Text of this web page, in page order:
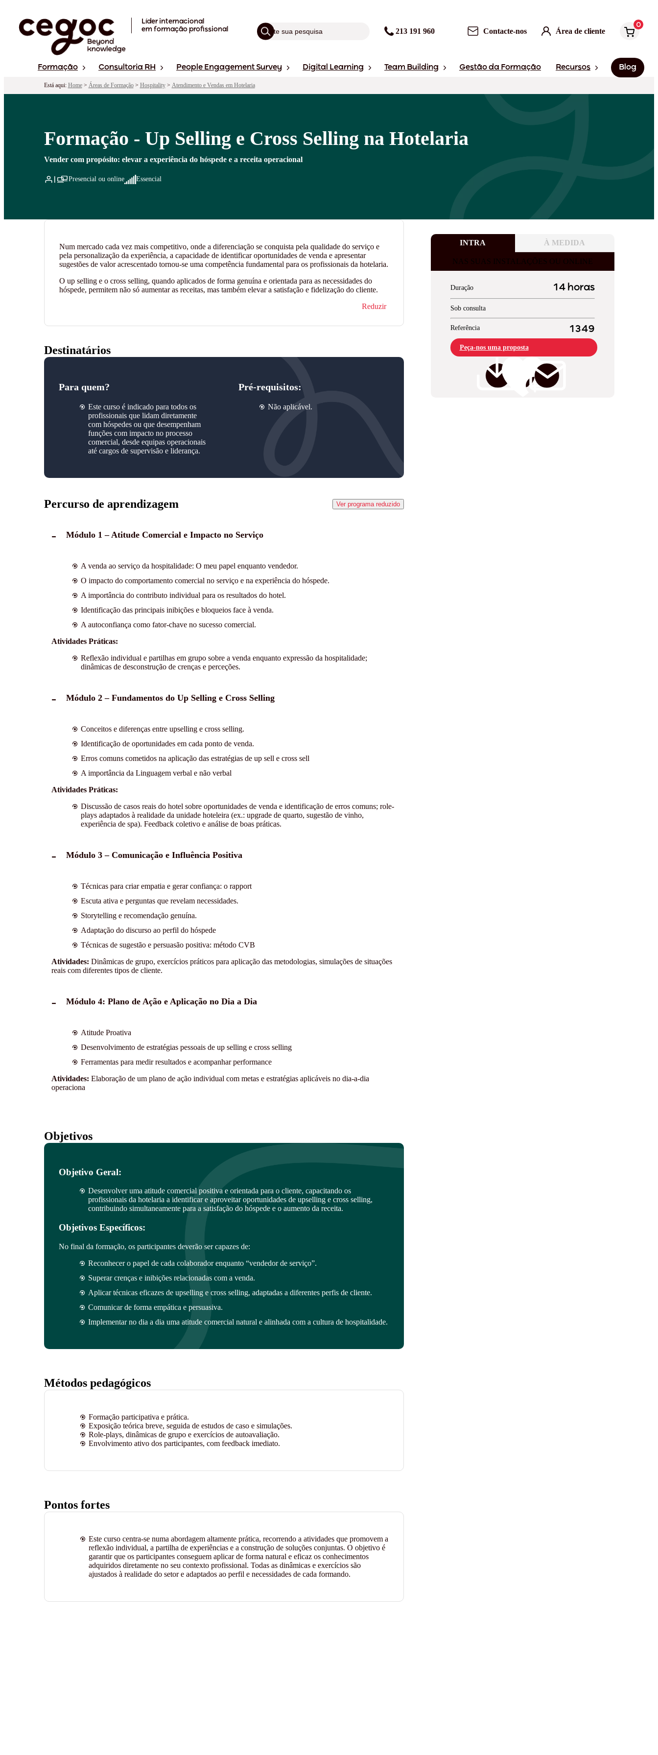
Líder internacional
em formação profissional
213 191 960 Contacte-nos Área de cliente
0
Formação Consultoria RH People Engagement Survey Digital Learning Team Building Gestão da Formação Recursos Blog
Está aqui: Home> Áreas de Formação> Hospitality> Atendimento e Vendas em Hotelaria
Formação - Up Selling e Cross Selling na Hotelaria
Vender com propósito: elevar a experiência do hóspede e a receita operacional
Presencial ou online Essencial
INTRA À MEDIDA
NAS SUAS INSTALAÇÕES OU ONLINE
Duração 14 horas
Sob consulta
Referência 1349
Peça-nos uma proposta
Num mercado cada vez mais competitivo, onde a diferenciação se conquista pela qualidade do serviço e
pela personalização da experiência, a capacidade de identificar oportunidades de venda e apresentar
sugestões de valor acrescentado tornou-se uma competência fundamental para os profissionais da hotelaria.
O up selling e o cross selling, quando aplicados de forma genuína e orientada para as necessidades do
hóspede, permitem não só aumentar as receitas, mas também elevar a satisfação e fidelização do cliente.
Reduzir
Destinatários
Para quem?
Este curso é indicado para todos os
profissionais que lidam diretamente
com hóspedes ou que desempenham
funções com impacto no processo
comercial, desde equipas operacionais
até cargos de supervisão e liderança.
Pré-requisitos:
Não aplicável.
Percurso de aprendizagem Ver programa reduzido
Módulo 1 – Atitude Comercial e Impacto no Serviço
A venda ao serviço da hospitalidade: O meu papel enquanto vendedor.
O impacto do comportamento comercial no serviço e na experiência do hóspede.
A importância do contributo individual para os resultados do hotel.
Identificação das principais inibições e bloqueios face à venda.
A autoconfiança como fator-chave no sucesso comercial.
Atividades Práticas:
Reflexão individual e partilhas em grupo sobre a venda enquanto expressão da hospitalidade;
dinâmicas de desconstrução de crenças e perceções.
Módulo 2 – Fundamentos do Up Selling e Cross Selling
Conceitos e diferenças entre upselling e cross selling.
Identificação de oportunidades em cada ponto de venda.
Erros comuns cometidos na aplicação das estratégias de up sell e cross sell
A importância da Linguagem verbal e não verbal
Atividades Práticas:
Discussão de casos reais do hotel sobre oportunidades de venda e identificação de erros comuns; role-
plays adaptados à realidade da unidade hoteleira (ex.: upgrade de quarto, sugestão de vinho,
experiência de spa). Feedback coletivo e análise de boas práticas.
Módulo 3 – Comunicação e Influência Positiva
Técnicas para criar empatia e gerar confiança: o rapport
Escuta ativa e perguntas que revelam necessidades.
Storytelling e recomendação genuína.
Adaptação do discurso ao perfil do hóspede
Técnicas de sugestão e persuasão positiva: método CVB
Atividades: Dinâmicas de grupo, exercícios práticos para aplicação das metodologias, simulações de situações
reais com diferentes tipos de cliente.
Módulo 4: Plano de Ação e Aplicação no Dia a Dia
Atitude Proativa
Desenvolvimento de estratégias pessoais de up selling e cross selling
Ferramentas para medir resultados e acompanhar performance
Atividades: Elaboração de um plano de ação individual com metas e estratégias aplicáveis no dia-a-dia
operaciona
Objetivos
Objetivo Geral:
Desenvolver uma atitude comercial positiva e orientada para o cliente, capacitando os
profissionais da hotelaria a identificar e aproveitar oportunidades de upselling e cross selling,
contribuindo simultaneamente para a satisfação do hóspede e o aumento da receita.
Objetivos Específicos:
No final da formação, os participantes deverão ser capazes de:
Reconhecer o papel de cada colaborador enquanto “vendedor de serviço”.
Superar crenças e inibições relacionadas com a venda.
Aplicar técnicas eficazes de upselling e cross selling, adaptadas a diferentes perfis de cliente.
Comunicar de forma empática e persuasiva.
Implementar no dia a dia uma atitude comercial natural e alinhada com a cultura de hospitalidade.
Métodos pedagógicos
Formação participativa e prática.
Exposição teórica breve, seguida de estudos de caso e simulações.
Role-plays, dinâmicas de grupo e exercícios de autoavaliação.
Envolvimento ativo dos participantes, com feedback imediato.
Pontos fortes
Este curso centra-se numa abordagem altamente prática, recorrendo a atividades que promovem a
reflexão individual, a partilha de experiências e a construção de soluções conjuntas. O objetivo é
garantir que os participantes conseguem aplicar de forma natural e eficaz os conhecimentos
adquiridos diretamente no seu contexto profissional. Todas as dinâmicas e exercícios são
ajustados à realidade do setor e adaptados ao perfil e necessidades de cada formando.